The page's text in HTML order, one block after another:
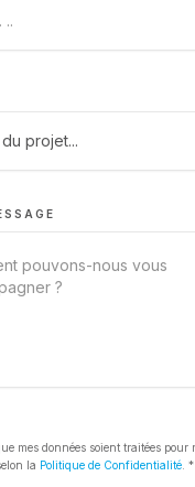
mes données soient traitées pour
la Politique de Confidentialité . *